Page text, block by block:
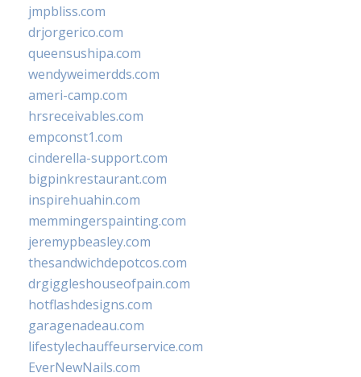
jmpbliss.com
drjorgerico.com
queensushipa.com
wendyweimerdds.com
ameri-camp.com
hrsreceivables.com
empconst1.com
cinderella-support.com
bigpinkrestaurant.com
inspirehuahin.com
memmingerspainting.com
jeremypbeasley.com
thesandwichdepotcos.com
drgiggleshouseofpain.com
hotflashdesigns.com
garagenadeau.com
lifestylechauffeurservice.com
EverNewNails.com